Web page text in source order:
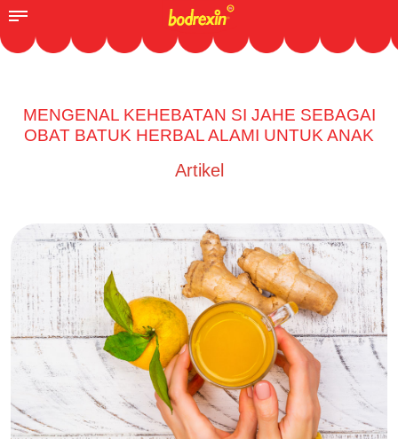
MENGENAL KEHEBATAN SI JAHE SEBAGAI
OBAT BATUK HERBAL ALAMI UNTUK ANAK
Artikel